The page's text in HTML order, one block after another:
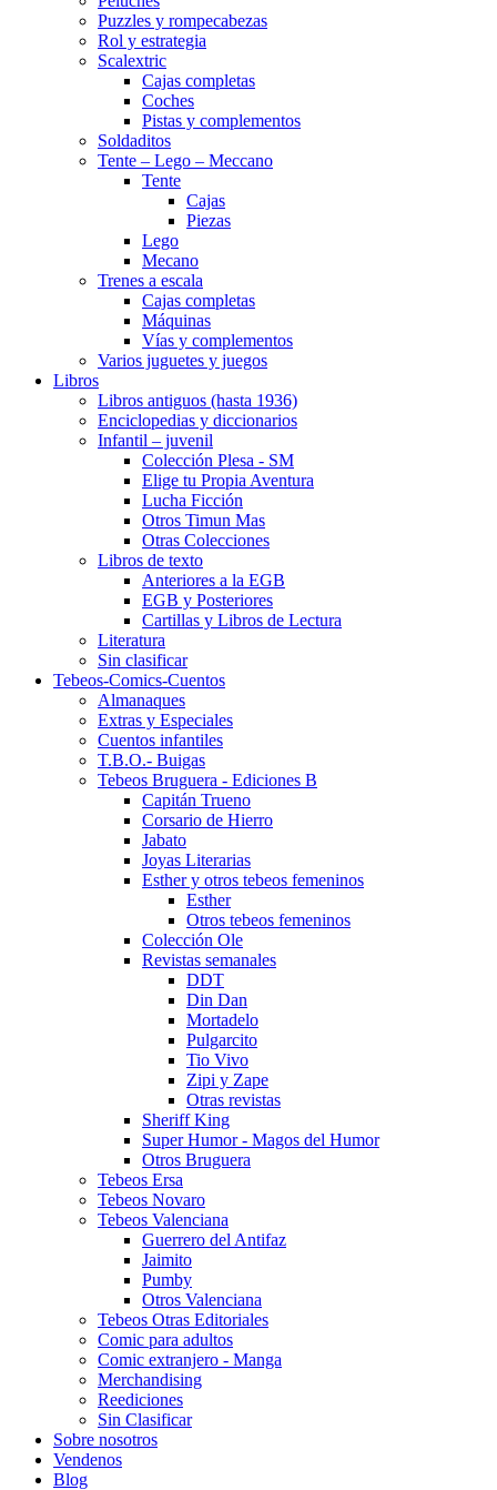
Puzzles y rompecabezas
Rol y estrategia
Scalextric
Cajas completas
Coches
Pistas y complementos
Soldaditos
Tente – Lego – Meccano
Tente
Cajas
Piezas
Lego
Mecano
Trenes a escala
Cajas completas
Máquinas
Vías y complementos
Varios juguetes y juegos
Libros
Libros antiguos (hasta 1936)
Enciclopedias y diccionarios
Infantil – juvenil
Colección Plesa - SM
Elige tu Propia Aventura
Lucha Ficción
Otros Timun Mas
Otras Colecciones
Libros de texto
Anteriores a la EGB
EGB y Posteriores
Cartillas y Libros de Lectura
Literatura
Sin clasificar
Tebeos-Comics-Cuentos
Almanaques
Extras y Especiales
Cuentos infantiles
T.B.O.- Buigas
Tebeos Bruguera - Ediciones B
Capitán Trueno
Corsario de Hierro
Jabato
Joyas Literarias
Esther y otros tebeos femeninos
Esther
Otros tebeos femeninos
Colección Ole
Revistas semanales
DDT
Din Dan
Mortadelo
Pulgarcito
Tio Vivo
Zipi y Zape
Otras revistas
Sheriff King
Super Humor - Magos del Humor
Otros Bruguera
Tebeos Ersa
Tebeos Novaro
Tebeos Valenciana
Guerrero del Antifaz
Jaimito
Pumby
Otros Valenciana
Tebeos Otras Editoriales
Comic para adultos
Comic extranjero - Manga
Merchandising
Reediciones
Sin Clasificar
Sobre nosotros
Vendenos
Blog